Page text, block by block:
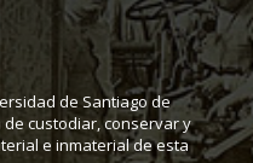
de Santiago de
de custodiar, conservar y
e inmaterial de esta